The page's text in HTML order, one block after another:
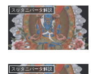
スッタニパータ解説
スッタニパータ解説